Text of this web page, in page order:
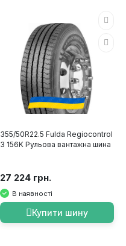
355/50R22.5 Fulda Regiocontrol
3 156K Рульова вантажна шина
27 224 грн.
В наявності
Купити шину